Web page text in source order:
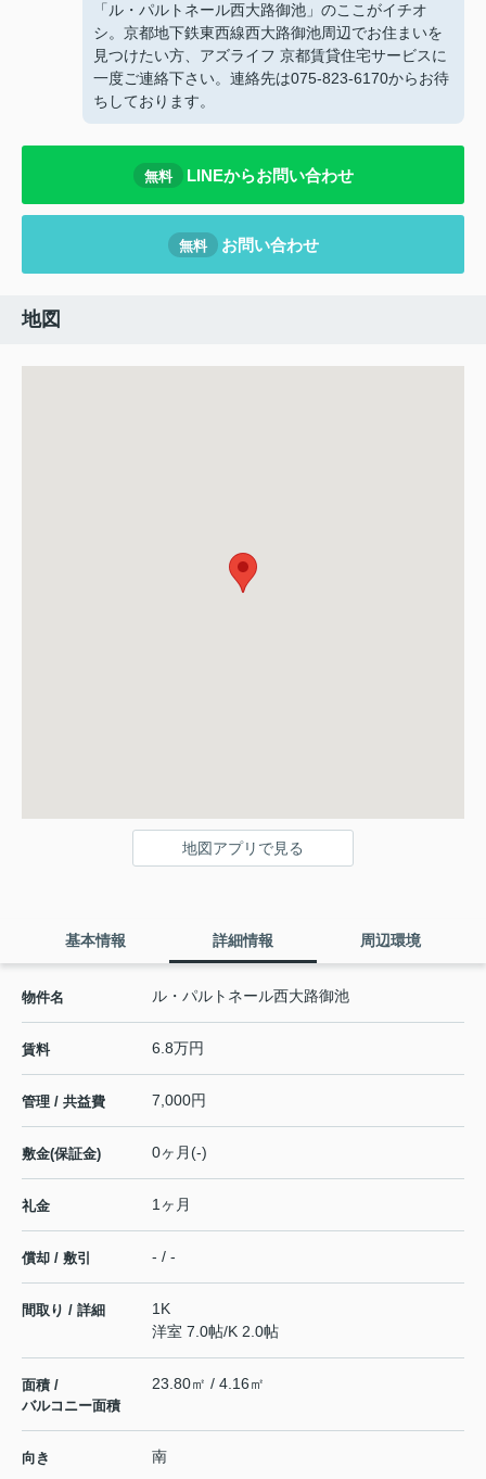
「ル・パルトネール西大路御池」のここがイチオ
シ。京都地下鉄東西線西大路御池周辺でお住まいを
見つけたい方、アズライフ 京都賃貸住宅サービスに
一度ご連絡下さい。連絡先は075-823-6170からお待
ちしております。
無料 LINEからお問い合わせ
無料 お問い合わせ
地図
地図アプリで見る
基本情報 詳細情報 周辺環境
物件名 ル・パルトネール西大路御池
賃料 6.8万円
管理 / 共益費 7,000円
敷金(保証金) 0ヶ月(-)
礼金 1ヶ月
償却 / 敷引 - / -
間取り / 詳細
1K
洋室 7.0帖/K 2.0帖
面積 /
バルコニー面積
23.80㎡ / 4.16㎡
向き 南